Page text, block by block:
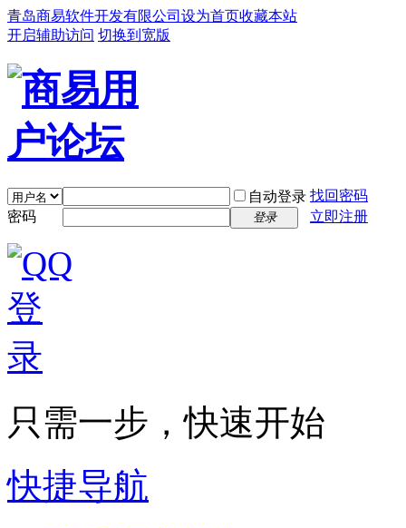
青岛商易软件开发有限公司 设为首页收藏本站
开启辅助访问 切换到宽版
自动登录 找回密码
密码
登录 立即注册
只需一步，快速开始
快捷导航